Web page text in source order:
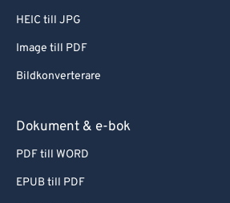
HEIC till JPG
Image till PDF
Bildkonverterare
Dokument & e-bok
PDF till WORD
EPUB till PDF